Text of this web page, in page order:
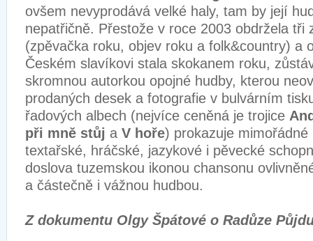
ovšem nevyprodává velké haly, tam by její
nepatřičně. Přestože v roce 2003 obdržela tři
(zpěvačka roku, objev roku a folk&country) a
Českém slavíkovi stala skokanem roku,
skromnou autorkou opojné hudby, kterou
prodaných desek a fotografie v bulvárním
řadových albech (nejvíce ceněná je trojice
při mně stůj a V hoře) prokazuje
textařské, hráčské, jazykové i pěvecké
doslova tuzemskou ikonou chansonu
a částečně i vážnou hudbou.
Z dokumentu Olgy Špátové o Radůze